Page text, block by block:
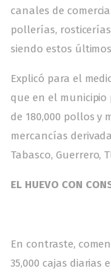
canales de
pollerías,
siendo estos
Explicó para el
que en el
de 180,000 pollos y
mercancías
Tabasco, Guerrero,
EL HUEVO CON
En contraste,
35,000 cajas